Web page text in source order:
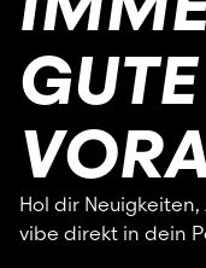
Hol dir
vibe direkt in dein